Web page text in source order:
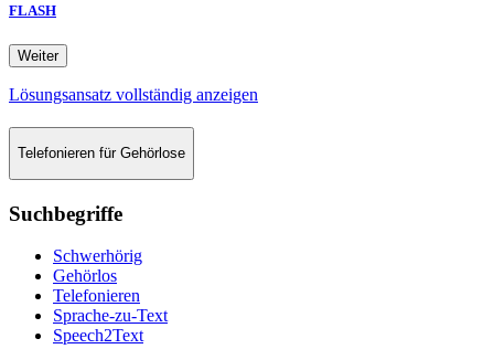
FLASH
Weiter
Lösungsansatz vollständig anzeigen
Telefonieren für Gehörlose
Suchbegriffe
Schwerhörig
Gehörlos
Telefonieren
Sprache-zu-Text
Speech2Text